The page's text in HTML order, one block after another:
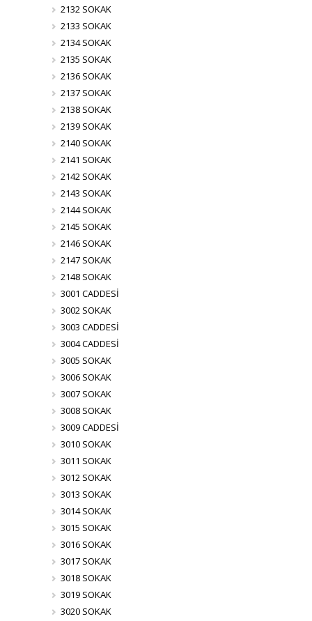
2132 SOKAK
2133 SOKAK
2134 SOKAK
2135 SOKAK
2136 SOKAK
2137 SOKAK
2138 SOKAK
2139 SOKAK
2140 SOKAK
2141 SOKAK
2142 SOKAK
2143 SOKAK
2144 SOKAK
2145 SOKAK
2146 SOKAK
2147 SOKAK
2148 SOKAK
3001 CADDESİ
3002 SOKAK
3003 CADDESİ
3004 CADDESİ
3005 SOKAK
3006 SOKAK
3007 SOKAK
3008 SOKAK
3009 CADDESİ
3010 SOKAK
3011 SOKAK
3012 SOKAK
3013 SOKAK
3014 SOKAK
3015 SOKAK
3016 SOKAK
3017 SOKAK
3018 SOKAK
3019 SOKAK
3020 SOKAK